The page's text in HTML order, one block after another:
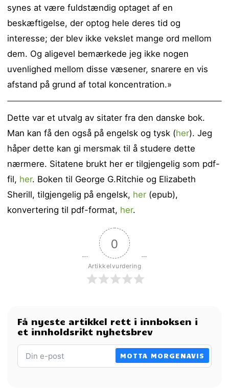
synes at være fuldstændig optaget af en
beskæftigelse, der optog hele deres tid og
interesse; der blev ikke vekslet mange ord mellom
dem. Og aligevel bemærkede jeg ikke nogen
uvenlighed mellom disse væsener, snarere en vis
afstand på grund af total koncentration.»
Dette var et utvalg av sitater fra den danske bok.
Man kan få den også på engelsk og tysk (her). Jeg
håper dette kan gi mersmak til å studere dette
nærmere. Sitatene brukt her er tilgjengelig som pdf-
fil, her. Boken til George G.Ritchie og Elizabeth
Sherill, tilgjengelig på engelsk, her (epub),
konvertering til pdf-format, her.
0
Artikkelvurdering
Få nyeste artikkel rett i innboksen i
et innholdsrikt nyhetsbrev
MOTTA MORGENAVIS